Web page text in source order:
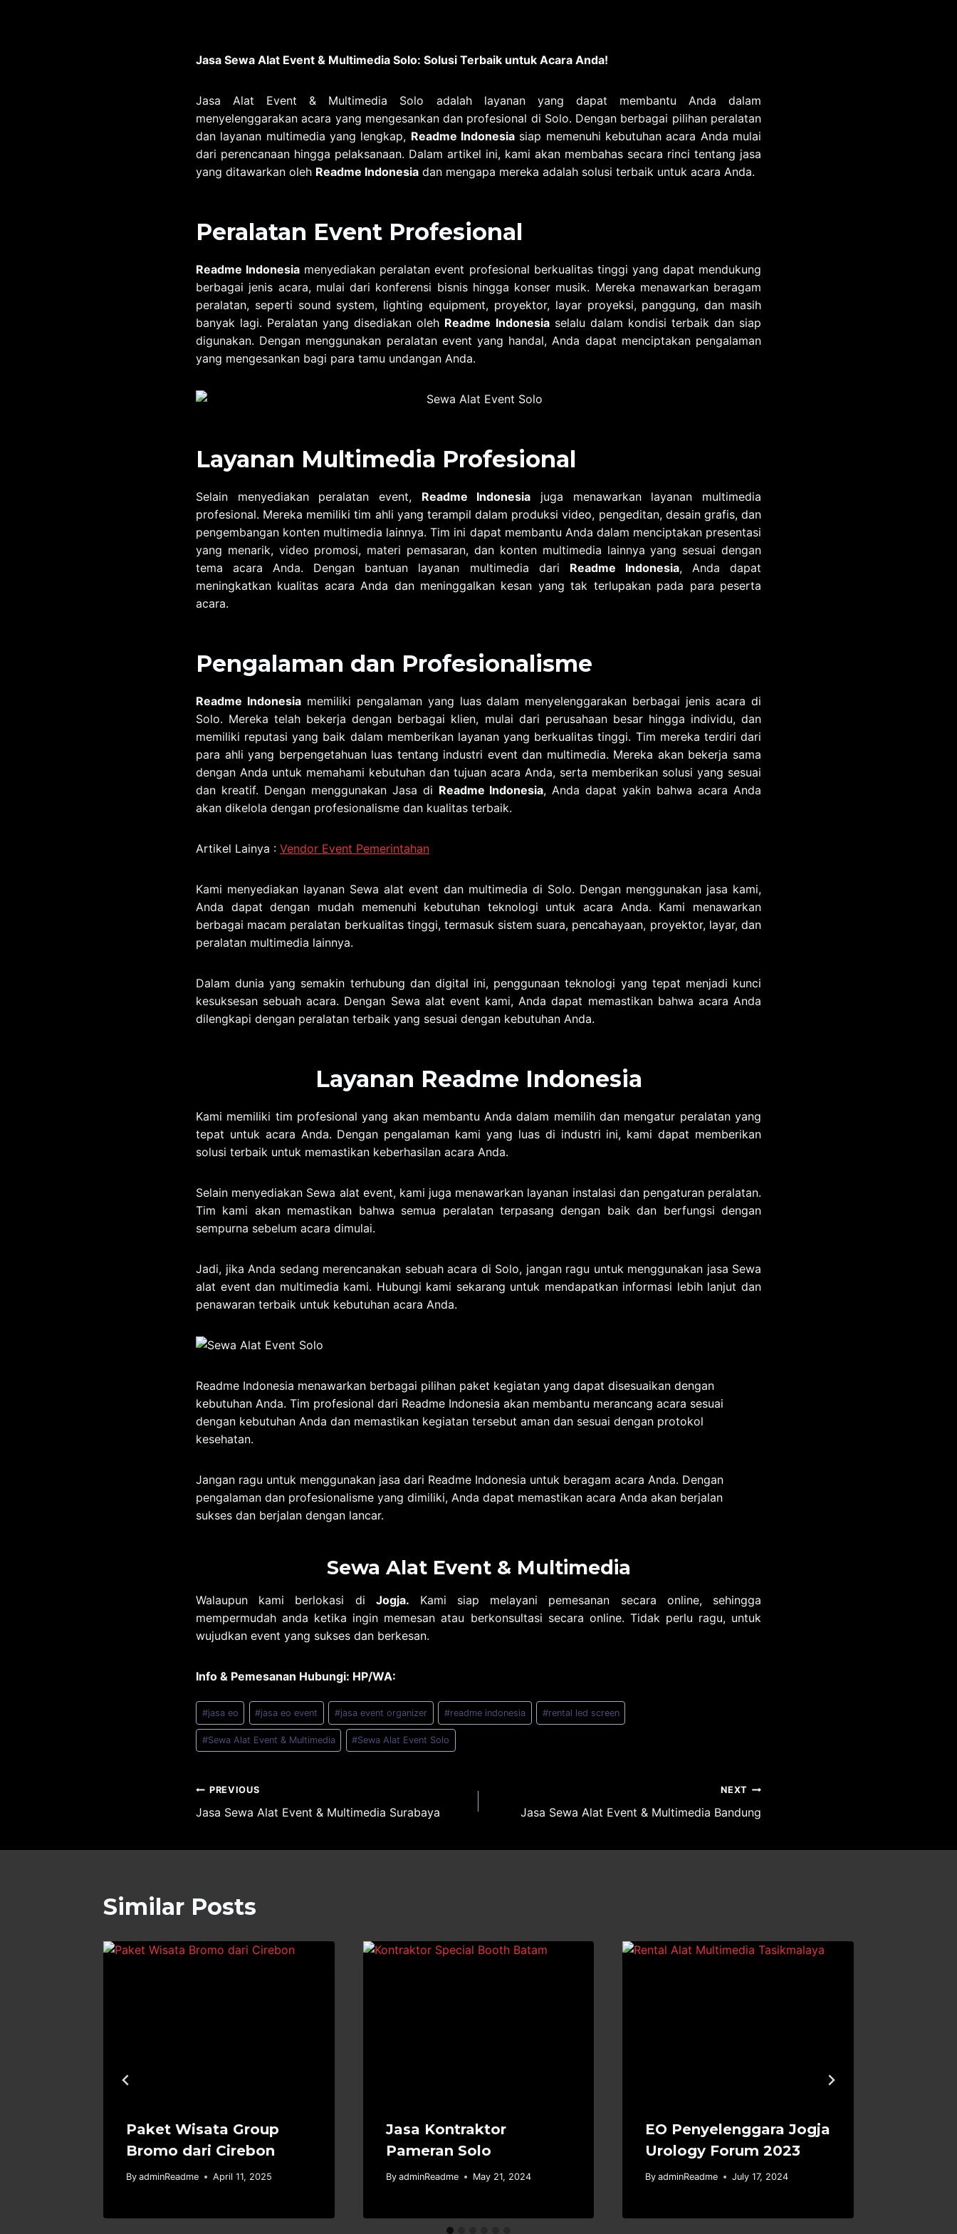
Jasa Sewa Alat Event & Multimedia Solo: Solusi Terbaik untuk Acara Anda!
Jasa Alat Event & Multimedia Solo adalah layanan yang dapat membantu Anda dalam
menyelenggarakan acara yang mengesankan dan profesional di Solo. Dengan berbagai pilihan peralatan
dan layanan multimedia yang lengkap, Readme Indonesia siap memenuhi kebutuhan acara Anda mulai
dari perencanaan hingga pelaksanaan. Dalam artikel ini, kami akan membahas secara rinci tentang jasa
yang ditawarkan oleh Readme Indonesia dan mengapa mereka adalah solusi terbaik untuk acara Anda.
Peralatan Event Profesional
Readme Indonesia menyediakan peralatan event profesional berkualitas tinggi yang dapat mendukung
berbagai jenis acara, mulai dari konferensi bisnis hingga konser musik. Mereka menawarkan beragam
peralatan, seperti sound system, lighting equipment, proyektor, layar proyeksi, panggung, dan masih
banyak lagi. Peralatan yang disediakan oleh Readme Indonesiaselalu dalam kondisi terbaik dan siap
digunakan. Dengan menggunakan peralatan event yang handal, Anda dapat menciptakan pengalaman
yang mengesankan bagi para tamu undangan Anda.
Layanan Multimedia Profesional
Selain menyediakan peralatan event, Readme Indonesia juga menawarkan layanan multimedia
profesional. Mereka memiliki tim ahli yang terampil dalam produksi video, pengeditan, desain grafis, dan
pengembangan konten multimedia lainnya. Tim ini dapat membantu Anda dalam menciptakan presentasi
yang menarik, video promosi, materi pemasaran, dan konten multimedia lainnya yang sesuai dengan
tema acara Anda. Dengan bantuan layanan multimedia dari Readme Indonesia, Anda dapat
meningkatkan kualitas acara Anda dan meninggalkan kesan yang tak terlupakan pada para peserta
acara.
Pengalaman dan Profesionalisme
Readme Indonesiamemiliki pengalaman yang luas dalam menyelenggarakan berbagai jenis acara di
Solo. Mereka telah bekerja dengan berbagai klien, mulai dari perusahaan besar hingga individu, dan
memiliki reputasi yang baik dalam memberikan layanan yang berkualitas tinggi. Tim mereka terdiri dari
para ahli yang berpengetahuan luas tentang industri event dan multimedia. Mereka akan bekerja sama
dengan Anda untuk memahami kebutuhan dan tujuan acara Anda, serta memberikan solusi yang sesuai
dan kreatif. Dengan menggunakan Jasa di Readme Indonesia, Anda dapat yakin bahwa acara Anda
akan dikelola dengan profesionalisme dan kualitas terbaik.
Artikel Lainya : Vendor Event Pemerintahan
Kami menyediakan layanan Sewa alat event dan multimedia di Solo. Dengan menggunakan jasa kami,
Anda dapat dengan mudah memenuhi kebutuhan teknologi untuk acara Anda. Kami menawarkan
berbagai macam peralatan berkualitas tinggi, termasuk sistem suara, pencahayaan, proyektor, layar, dan
peralatan multimedia lainnya.
Dalam dunia yang semakin terhubung dan digital ini, penggunaan teknologi yang tepat menjadi kunci
kesuksesan sebuah acara. Dengan Sewa alat event kami, Anda dapat memastikan bahwa acara Anda
dilengkapi dengan peralatan terbaik yang sesuai dengan kebutuhan Anda.
Layanan Readme Indonesia
Kami memiliki tim profesional yang akan membantu Anda dalam memilih dan mengatur peralatan yang
tepat untuk acara Anda. Dengan pengalaman kami yang luas di industri ini, kami dapat memberikan
solusi terbaik untuk memastikan keberhasilan acara Anda.
Selain menyediakan Sewa alat event, kami juga menawarkan layanan instalasi dan pengaturan peralatan.
Tim kami akan memastikan bahwa semua peralatan terpasang dengan baik dan berfungsi dengan
sempurna sebelum acara dimulai.
Jadi, jika Anda sedang merencanakan sebuah acara di Solo, jangan ragu untuk menggunakan jasa Sewa
alat event dan multimedia kami. Hubungi kami sekarang untuk mendapatkan informasi lebih lanjut dan
penawaran terbaik untuk kebutuhan acara Anda.
Readme Indonesia menawarkan berbagai pilihan paket kegiatan yang dapat disesuaikan dengan
kebutuhan Anda. Tim profesional dari Readme Indonesia akan membantu merancang acara sesuai
dengan kebutuhan Anda dan memastikan kegiatan tersebut aman dan sesuai dengan protokol
kesehatan.
Jangan ragu untuk menggunakan jasa dari Readme Indonesia untuk beragam acara Anda. Dengan
pengalaman dan profesionalisme yang dimiliki, Anda dapat memastikan acara Anda akan berjalan
sukses dan berjalan dengan lancar.
Sewa Alat Event & Multimedia
Walaupun kami berlokasi di Jogja. Kami siap melayani pemesanan secara online, sehingga
mempermudah anda ketika ingin memesan atau berkonsultasi secara online. Tidak perlu ragu, untuk
wujudkan event yang sukses dan berkesan.
Info & Pemesanan Hubungi: HP/WA:
Post
Tags:
#jasa eo #jasa eo event #jasa event organizer #readme indonesia #rental led screen
#Sewa Alat Event & Multimedia #Sewa Alat Event Solo
Post
PREVIOUS
Jasa Sewa Alat Event & Multimedia Surabaya
NEXT
Jasa Sewa Alat Event & Multimedia Bandung
Similar Posts
Paket Wisata Group
Bromo dari Cirebon
By adminReadme April 11, 2025
Jasa Kontraktor
Pameran Solo
By adminReadme May 21, 2024
EO Penyelenggara Jogja
Urology Forum 2023
By adminReadme July 17, 2024